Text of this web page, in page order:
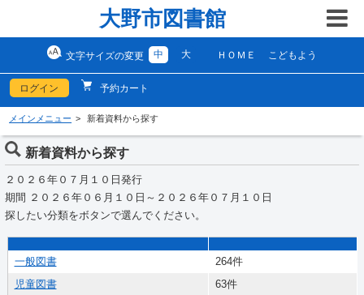
大野市図書館
文字サイズの変更 中 大 ＨＯＭＥ こどもよう
ログイン 予約カート
メインメニュー 新着資料から探す
新着資料から探す
２０２６年０７月１０日発行
期間 ２０２６年０６月１０日～２０２６年０７月１０日
探したい分類をボタンで選んでください。
一般図書
264件
児童図書
63件